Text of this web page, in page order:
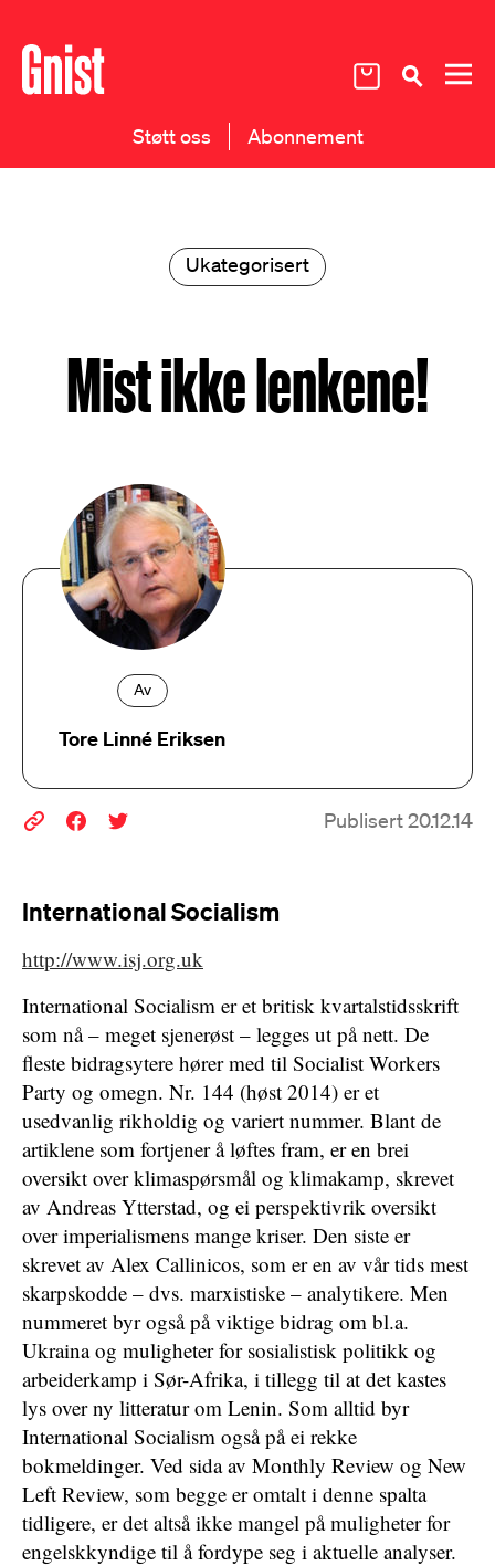
Støtt oss Abonnement
Ukategorisert
Mist ikke lenkene!
Av
Tore Linné Eriksen
Publisert 20.12.14
International Socialism
http://www.isj.org.uk
International Socialism er et britisk kvartalstidsskrift
som nå – meget sjenerøst – legges ut på nett. De
fleste bidragsytere hører med til Socialist Workers
Party og omegn. Nr. 144 (høst 2014) er et
usedvanlig rikholdig og variert nummer. Blant de
artiklene som fortjener å løftes fram, er en brei
oversikt over klimaspørsmål og klimakamp, skrevet
av Andreas Ytterstad, og ei perspektivrik oversikt
over imperialismens mange kriser. Den siste er
skrevet av Alex Callinicos, som er en av vår tids mest
skarpskodde – dvs. marxistiske – analytikere. Men
nummeret byr også på viktige bidrag om bl.a.
Ukraina og muligheter for sosialistisk politikk og
arbeiderkamp i Sør-Afrika, i tillegg til at det kastes
lys over ny litteratur om Lenin. Som alltid byr
International Socialism også på ei rekke
bokmeldinger. Ved sida av Monthly Review og New
Left Review, som begge er omtalt i denne spalta
tidligere, er det altså ikke mangel på muligheter for
engelskkyndige til å fordype seg i aktuelle analyser.